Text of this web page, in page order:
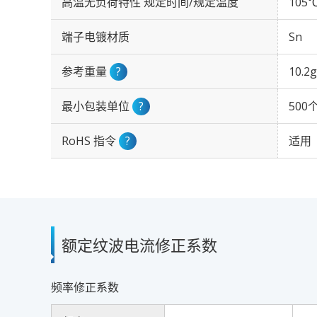
端子电镀材质 Sn
参考重量 ? 10.2g
最小包装单位 ? 500
RoHS 指令 ? 适用
额定纹波电流修正系数
频率修正系数